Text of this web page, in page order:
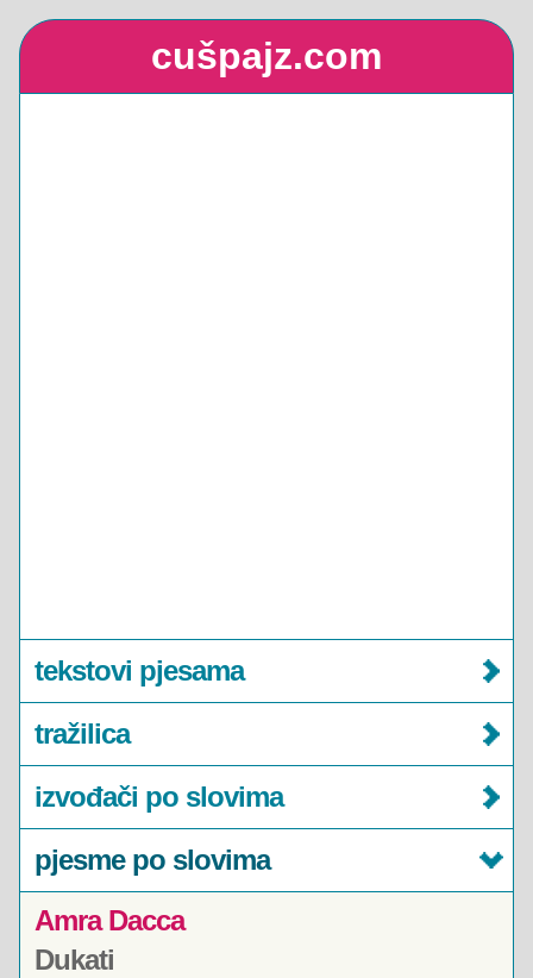
cušpajz.com
tekstovi pjesama
tražilica
izvođači po slovima
pjesme po slovima
Amra Dacca
Dukati